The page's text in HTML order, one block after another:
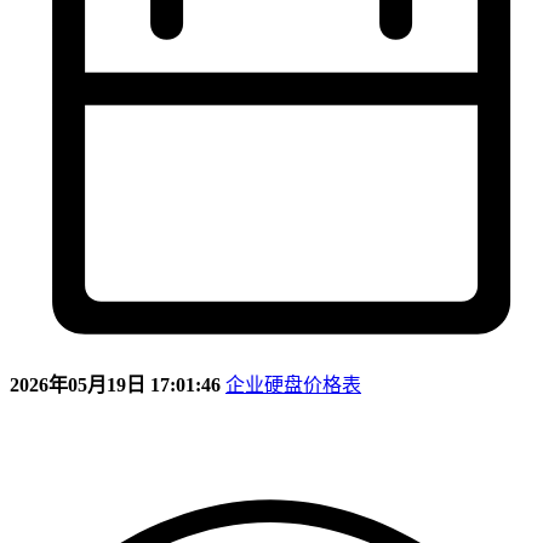
2026年05月19日 17:01:46 企业硬盘价格表